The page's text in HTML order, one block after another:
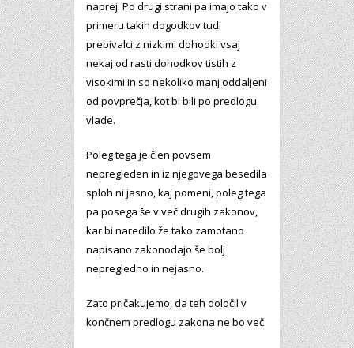
naprej. Po drugi strani pa imajo tako v
primeru takih dogodkov tudi
prebivalci z nizkimi dohodki vsaj
nekaj od rasti dohodkov tistih z
visokimi in so nekoliko manj oddaljeni
od povprečja, kot bi bili po predlogu
vlade.
Poleg tega je člen povsem
nepregleden in iz njegovega besedila
sploh ni jasno, kaj pomeni, poleg tega
pa posega še v več drugih zakonov,
kar bi naredilo že tako zamotano
napisano zakonodajo še bolj
nepregledno in nejasno.
Zato pričakujemo, da teh določil v
končnem predlogu zakona ne bo več.